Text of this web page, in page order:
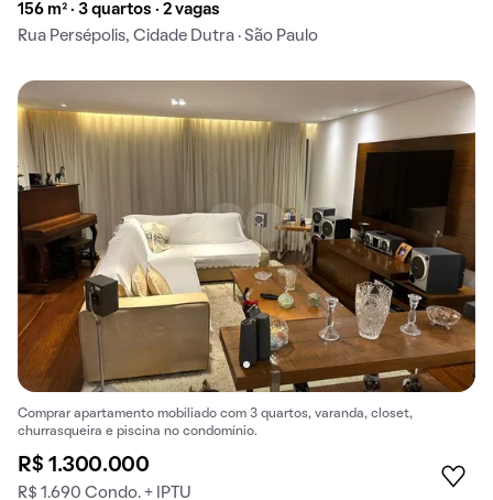
156 m² · 3 quartos · 2 vagas
Rua Persépolis, Cidade Dutra · São Paulo
Comprar apartamento mobiliado com 3 quartos, varanda, closet,
churrasqueira e piscina no condomínio.
R$ 1.300.000
R$ 1.690 Condo. + IPTU